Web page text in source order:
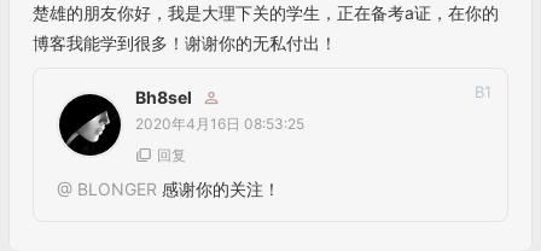
楚雄的朋友你好，我是大理下关的学生，正在备考a证，在你的
博客我能学到很多！谢谢你的无私付出！
Bh8sel
2020年4月16日 08:53:25
B1
回复
@ BLONGER 感谢你的关注！